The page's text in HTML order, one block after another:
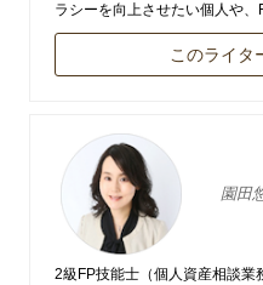
ラシーを向上させたい個人や
このライタ
園田
2級FP技能士（個人資産相談業